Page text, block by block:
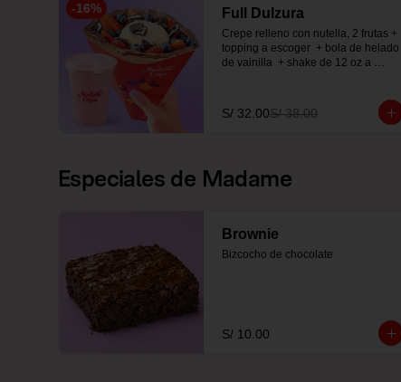
-16% Full Dulzura
Crepe relleno con nutella, 2 frutas +
topping a escoger  + bola de helado
de vainilla  + shake de 12 oz a
S/ 32.00S/ 38.00
Especiales de Madame
Brownie
Bizcocho de chocolate
S/ 10.00